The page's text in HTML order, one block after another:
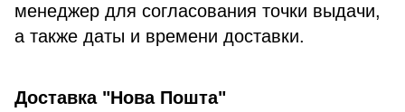
менеджер для согласования точки выдачи,
а также даты и времени доставки.
Доставка "Нова Пошта"